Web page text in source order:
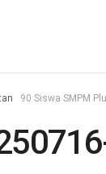
90 Siswa SMPM